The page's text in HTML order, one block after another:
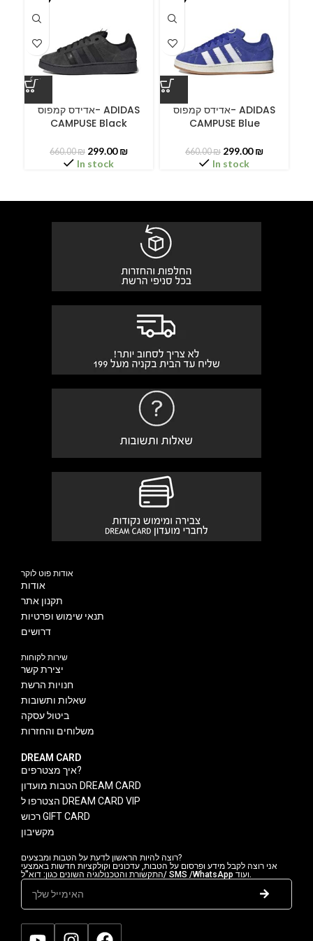
אדידס קמפוס- ADIDAS
CAMPUSE Black
660.00₪ 299.00₪
In stock
אדידס קמפוס- ADIDAS
CAMPUSE Blue
660.00₪ 299.00₪
In stock
אודות פוט לוקר
אודות
תקנון אתר
תנאי שימוש ופרטיות
דרושים
שירות לקוחות
יצירת קשר
חנויות הרשת
שאלות ותשובות
ביטול עסקה
משלוחים והחזרות
DREAM CARD
איך מצטרפים?
הטבות מועדון DREAM CARD
הצטרפו ל DREAM CARD VIP
רכוש GIFT CARD
מקשיבון
רוצה להיות הראשון לדעת על הטבות ומבצעים?
אני רוצה לקבל מידע ופרסום על הטבות, עדכונים וקולקציות חדשות באמצעי
התקשורת והטכנולוגיה השונים כגון: דוא"ל/ SMS /WhatsApp ועוד.